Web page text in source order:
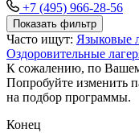
+7 (495) 966-28-56
Показать фильтр
Часто ищут: Языковые
Оздоровительные
К сожалению, по
Попробуйте изменить
на подбор программы.
Конец